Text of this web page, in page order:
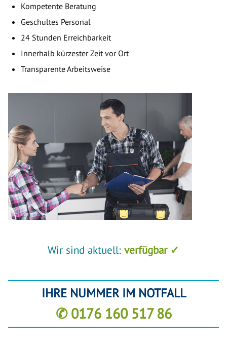
Kompetente Beratung
Geschultes Personal
24 Stunden Erreichbarkeit
Innerhalb kürzester Zeit vor Ort
Transparente Arbeitsweise
Wir sind aktuell: verfügbar ✓
IHRE NUMMER IM NOTFALL
✆ 0176 160 517 86